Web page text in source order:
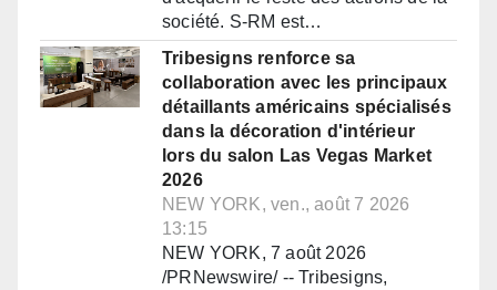
société. S-RM est…
Tribesigns renforce sa
collaboration avec les principaux
détaillants américains spécialisés
dans la décoration d'intérieur
lors du salon Las Vegas Market
2026
NEW YORK, ven., août 7 2026
13:15
NEW YORK, 7 août 2026
/PRNewswire/ -- Tribesigns,